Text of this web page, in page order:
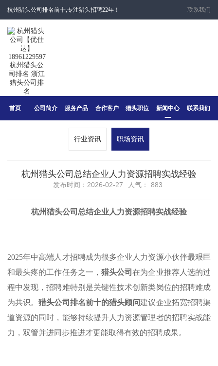
杭州猎头公司排名前十,专注猎头招聘22年！ 联系我们
首页 公司简介 服务产品 合作客户 猎头职位 新闻中心 联系我们
行业资讯 职场资讯
杭州猎头公司总结企业人力资源招聘实战经验
发布时间：2026-02-27 人气： 883
杭州猎头公司总结企业人力资源招聘实战经验
2025年中高端人才招聘成为很多企业人力资源小伙伴最艰巨
和最头疼的工作任务之一， 猎头公司在为企业推荐人选的过
程中发现，招聘难特别是关键性技术创新类岗位的招聘难成
为共识。猎头公司排名前十的猎头顾问建议企业拓宽招聘渠
道资源的同时，能够持续提升人力资源管理者的招聘实战能
力，双管并进同步推进才更能取得有效的招聘成果。